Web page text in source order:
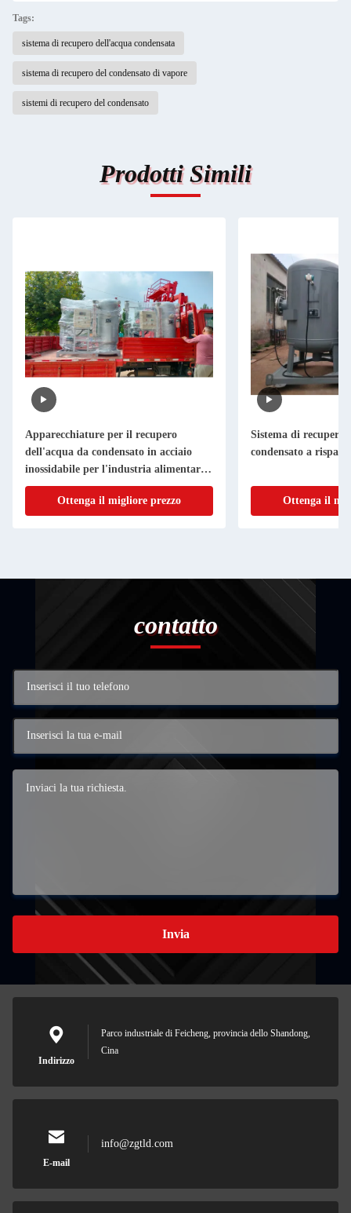
Tags:
sistema di recupero dell'acqua condensata
sistema di recupero del condensato di vapore
sistemi di recupero del condensato
Prodotti Simili
Apparecchiature per il recupero
dell'acqua da condensato in acciaio
inossidabile per l'industria alimentare e
delle bevande
Ottenga il migliore prezzo
Sistema di recupero
condensato a
Ottenga il
contatto
Invia
Indirizzo
Parco industriale di Feicheng, provincia dello Shandong,
Cina
E-mail
info@zgtld.com